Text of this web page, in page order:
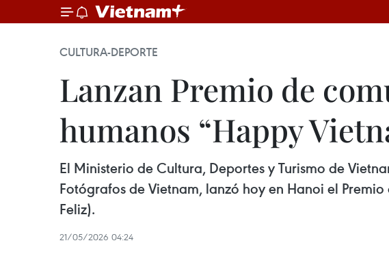
CULTURA-DEPORTE
Lanzan Premio de
humanos “Happy
El Ministerio de Cultura, Deportes y Turismo de
Fotógrafos de Vietnam, lanzó hoy en Hanoi el
Feliz).
21/05/2026 04:24